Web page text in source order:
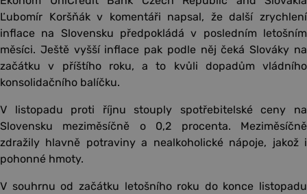
Ľubomír Koršňák v komentáři napsal, že další zrychlení
inflace na Slovensku předpokládá v posledním letošním
měsíci. Ještě vyšší inflace pak podle něj čeká Slováky na
začátku v příštího roku, a to kvůli dopadům vládního
konsolidačního balíčku.
V listopadu proti říjnu stouply spotřebitelské ceny na
Slovensku meziměsíčně o 0,2 procenta. Meziměsíčně
zdražily hlavně potraviny a nealkoholické nápoje, jakož i
pohonné hmoty.
V souhrnu od začátku letošního roku do konce listopadu